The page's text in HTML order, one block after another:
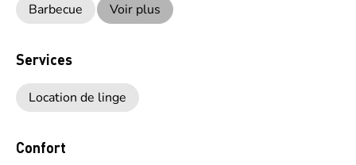
Barbecue
Voir plus
Services
Location de linge
Confort